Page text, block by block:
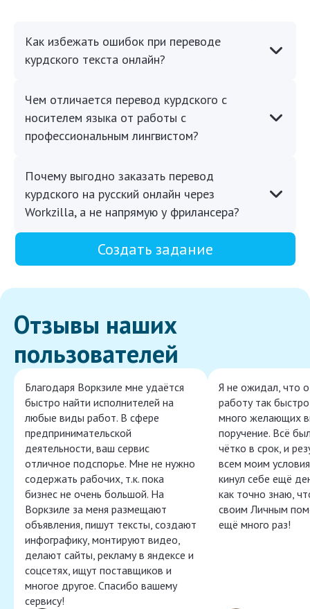
Как избежать ошибок при переводе
курдского текста онлайн?
Чем отличается перевод курдского с
носителем языка от работы с
профессиональным лингвистом?
Почему выгодно заказать перевод
курдского на русский онлайн через
Workzilla, а не напрямую у фрилансера?
Создать задание
Отзывы наших
пользователей
Благодаря Воркзиле мне удаётся
быстро найти исполнителей на
любые виды работ. В сфере
предпринимательской
деятельности, ваш сервис
отличное подспорье. Мне не нужно
содержать рабочих, т.к. пока
бизнес не очень большой. На
Воркзиле за меня размещают
объявления, пишут тексты, создают
инфографику, монтируют видео,
делают сайты, рекламу в яндексе и
соцсетях, ищут поставщиков и
многое другое. Спасибо вашему
сервису!
Я не ожидал, что
работу так
много желающих
поручение. Всё
чётко в срок, и
всем моим
кинул себе ещё
как точно знаю,
своим Личным
ещё много раз!